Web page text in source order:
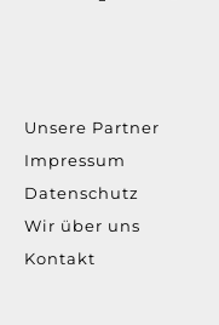
Unsere Partner
Impressum
Datenschutz
Wir über uns
Kontakt